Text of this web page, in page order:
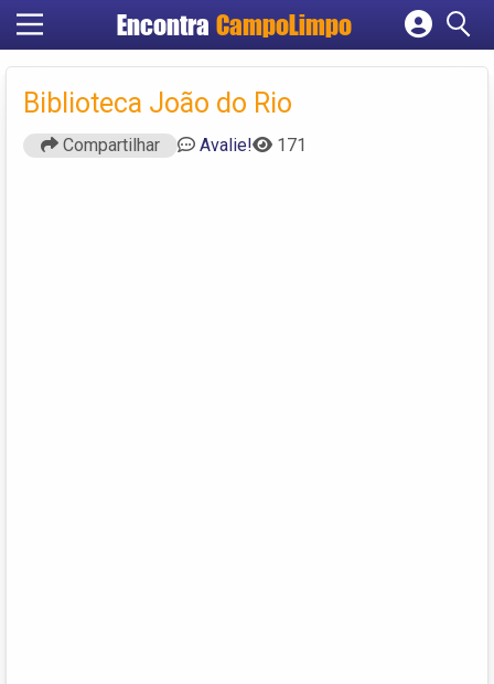
Encontra CampoLimpo
Cadastrar empresa
Criar conta
Biblioteca João do Rio
Compartilhar Avalie! 171